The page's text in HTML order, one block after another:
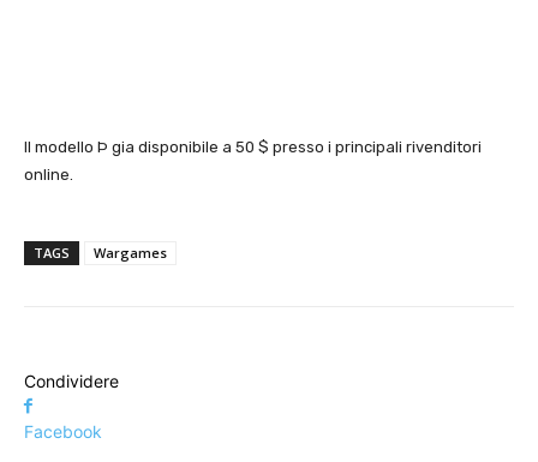
Il modello Þ gia disponibile a 50 $ presso i principali rivenditori
online.
TAGS Wargames
Condividere
Facebook